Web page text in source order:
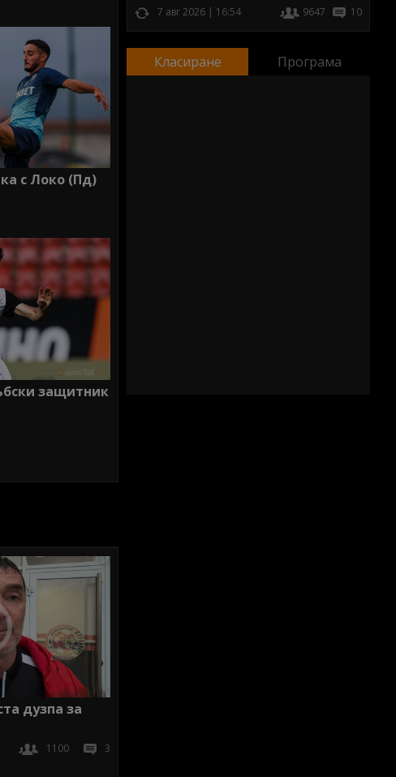
с Локо (Пд)
защитник
дузпа за
1100 3
7 авг 2026 | 16:54 9647 10
Класиране Програма